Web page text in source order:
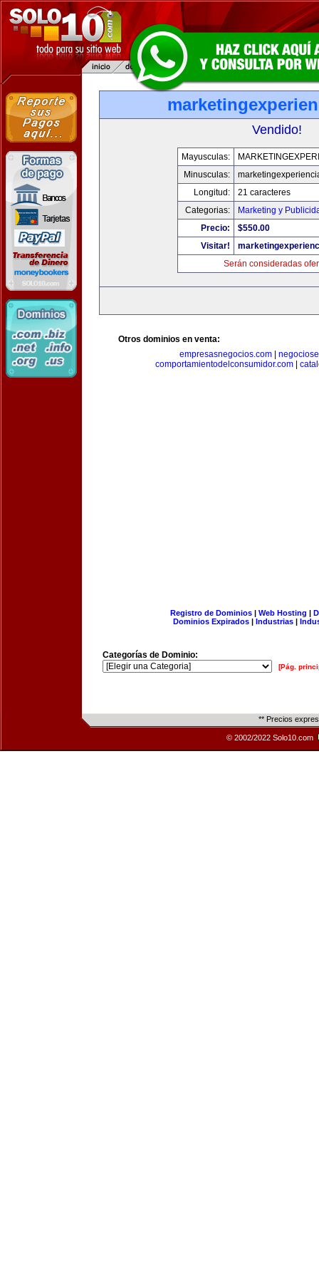
Vendido!
Mayusculas:
Minusculas:
Longitud:
21 caracteres
Categorias:
Marketing y
Precio:
$550.00
Visitar!
Serán consideradas
Otros dominios en venta:
empresasnegocios.com|
comportamientodelconsumidor.com|
Registro de Dominios| Web Hosting |
Dominios Expirados | Industrias |
Categorías de Dominio:
[Pág.
** Precios
© 2002/2022 Solo10.com